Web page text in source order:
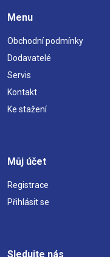
Menu
Obchodní podmínky
Dodavatelé
Servis
Kontakt
Ke stažení
Můj účet
Registrace
Přihlásit se
Sledujte nás